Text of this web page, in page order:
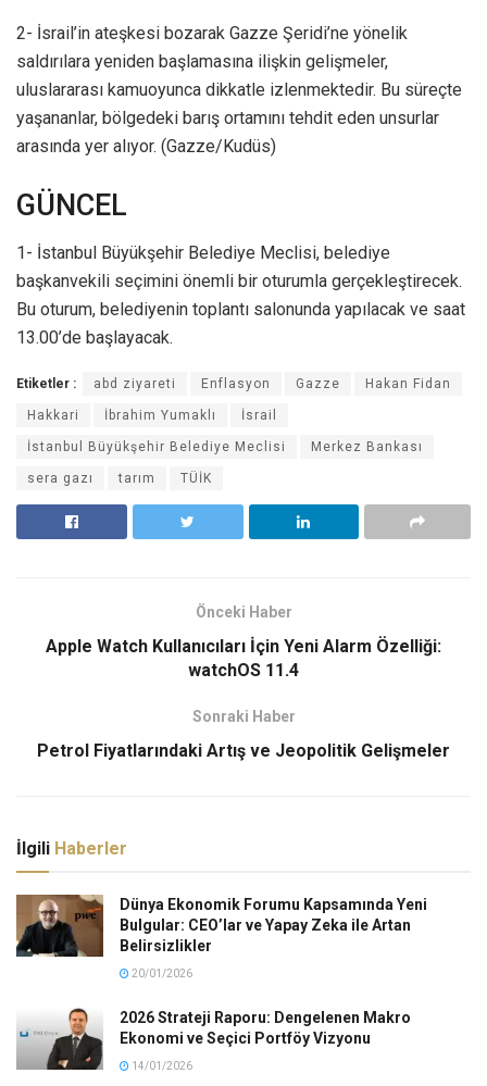
2- İsrail’in ateşkesi bozarak Gazze Şeridi’ne yönelik
saldırılara yeniden başlamasına ilişkin gelişmeler,
uluslararası kamuoyunca dikkatle izlenmektedir. Bu süreçte
yaşananlar, bölgedeki barış ortamını tehdit eden unsurlar
arasında yer alıyor. (Gazze/Kudüs)
GÜNCEL
1- İstanbul Büyükşehir Belediye Meclisi, belediye
başkanvekili seçimini önemli bir oturumla gerçekleştirecek.
Bu oturum, belediyenin toplantı salonunda yapılacak ve saat
13.00’de başlayacak.
Etiketler : abd ziyareti Enflasyon Gazze Hakan Fidan
Hakkari İbrahim Yumaklı İsrail
İstanbul Büyükşehir Belediye Meclisi Merkez Bankası
sera gazı tarım TÜİK
Önceki Haber
Apple Watch Kullanıcıları İçin Yeni Alarm Özelliği:
watchOS 11.4
Sonraki Haber
Petrol Fiyatlarındaki Artış ve Jeopolitik Gelişmeler
İlgili Haberler
Dünya Ekonomik Forumu Kapsamında Yeni
Bulgular: CEO’lar ve Yapay Zeka ile Artan
Belirsizlikler
20/01/2026
2026 Strateji Raporu: Dengelenen Makro
Ekonomi ve Seçici Portföy Vizyonu
14/01/2026